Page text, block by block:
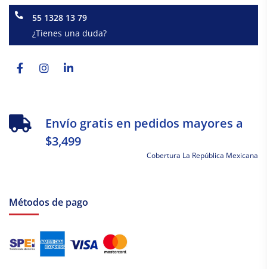
55 1328 13 79
¿Tienes una duda?
f
Envío gratis en pedidos mayores a
$3,499
Cobertura La República Mexicana
Métodos de pago